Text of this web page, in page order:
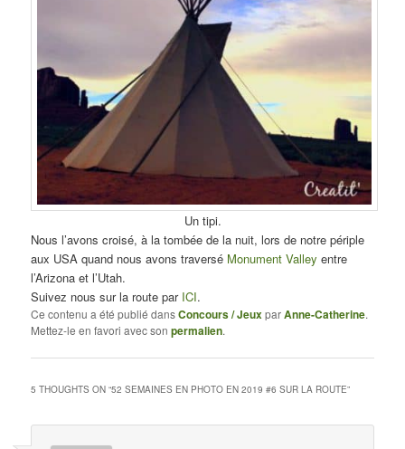
Un tipi.
Nous l’avons croisé, à la tombée de la nuit, lors de notre périple
aux USA quand nous avons traversé Monument Valley entre
l’Arizona et l’Utah.
Suivez nous sur la route par ICI.
Ce contenu a été publié dansConcours / JeuxparAnne-Catherine.
Mettez-le en favori avec sonpermalien.
5 THOUGHTS ON “52 SEMAINES EN PHOTO EN 2019 #6 SUR LA ROUTE”